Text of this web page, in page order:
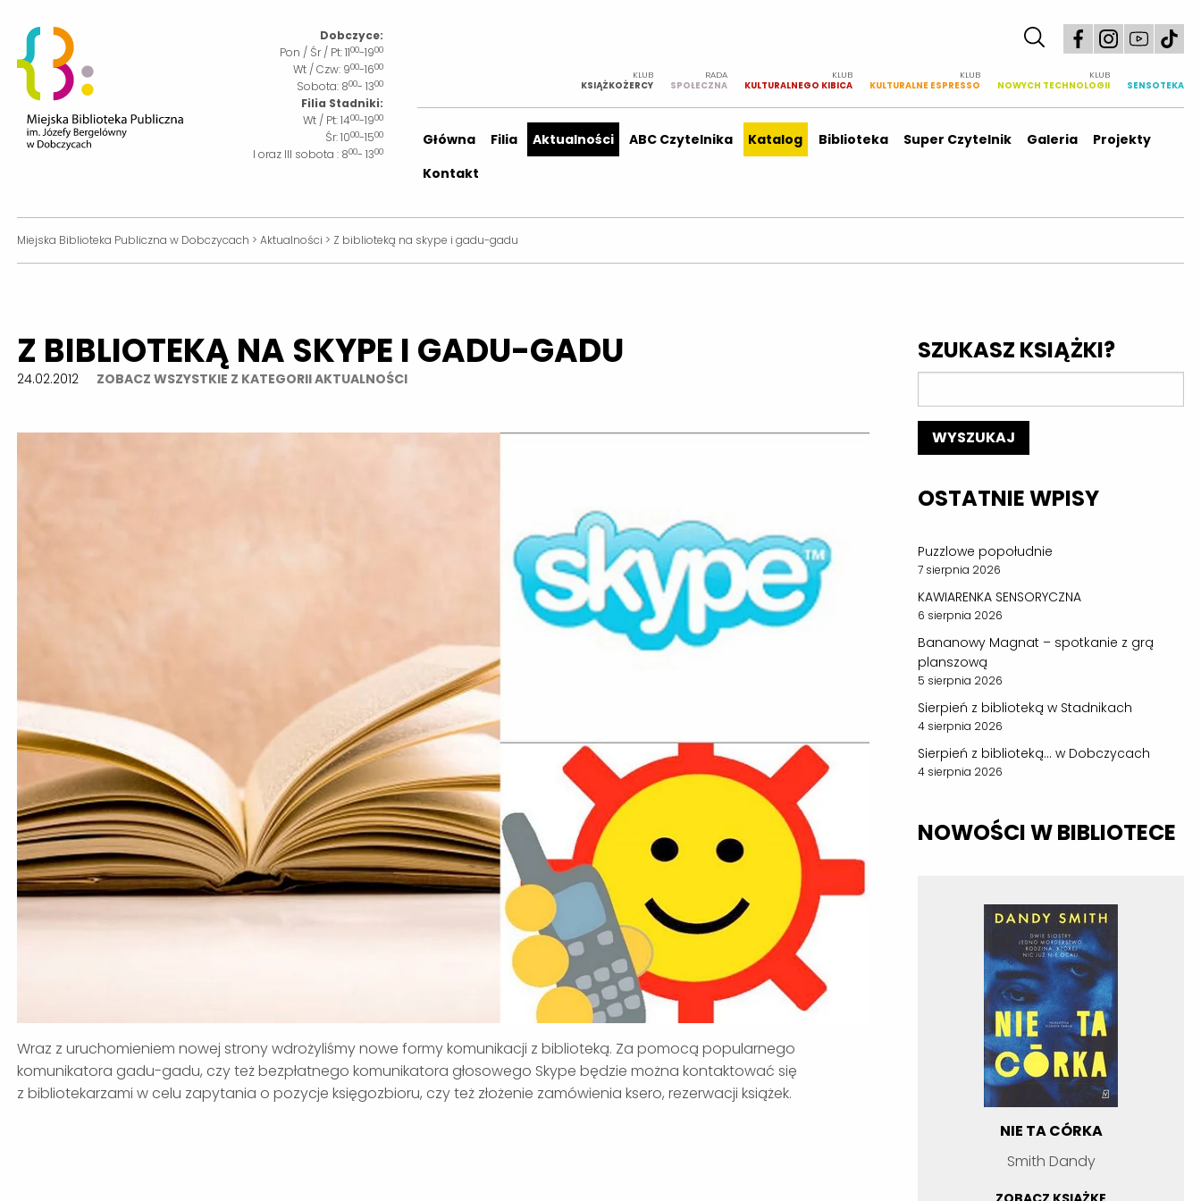
Dobczyce:
Pon / Śr / Pt:1100-1900
Wt / Czw: 900-1600
Sobota: 800- 1300
Filia Stadniki:
Wt / Pt:1400-1900
Śr:1000-1500
I oraz III sobota : 800- 1300
KLUB
KSIĄŻKOŻERCY
RADA
SPOŁECZNA
KLUB
KULTURALNEGO KIBICA
KLUB
KULTURALNE ESPRESSO
KLUB
NOWYCH TECHNOLOGII
SENSOTEKA
Główna Filia Aktualności ABC Czytelnika Katalog Biblioteka Super Czytelnik Galeria
Projekty
Kontakt
Miejska Biblioteka Publiczna w Dobczycach > Aktualności > Z biblioteką na skype i gadu-gadu
Z BIBLIOTEKĄ NA SKYPE I GADU-GADU
24.02.2012 ZOBACZ WSZYSTKIE Z KATEGORII AKTUALNOŚCI
Wraz z uruchomieniem nowej strony wdrożyliśmy nowe formy komunikacji z biblioteką. Za pomocą popularnego
komunikatora gadu-gadu, czy też bezpłatnego komunikatora głosowego Skype będzie można kontaktować się
z bibliotekarzami w celu zapytania o pozycje księgozbioru, czy też złożenie zamówienia ksero, rezerwacji książek.
SZUKASZ KSIĄŻKI?
OSTATNIE WPISY
Puzzlowe popołudnie
7 sierpnia 2026
KAWIARENKA SENSORYCZNA
6 sierpnia 2026
Bananowy Magnat – spotkanie z grą
planszową
5 sierpnia 2026
Sierpień z biblioteką w Stadnikach
4 sierpnia 2026
Sierpień z biblioteką… w Dobczycach
4 sierpnia 2026
NOWOŚCI W BIBLIOTECE
NIE TA CÓRKA
Smith Dandy